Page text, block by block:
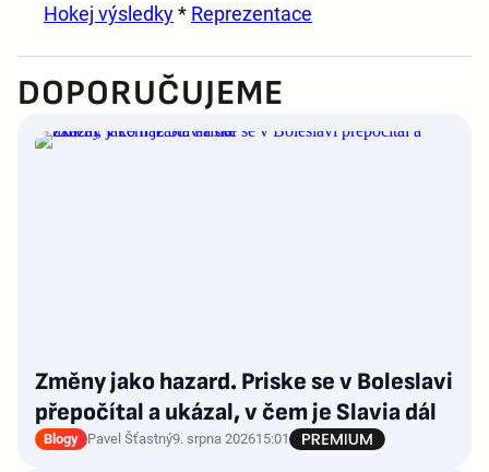
Hokej výsledky* Reprezentace
DOPORUČUJEME
Změny jako hazard. Priske se v Boleslavi
přepočítal a ukázal, v čem je Slavia dál
Blogy Pavel Šťastný9. srpna 202615:01